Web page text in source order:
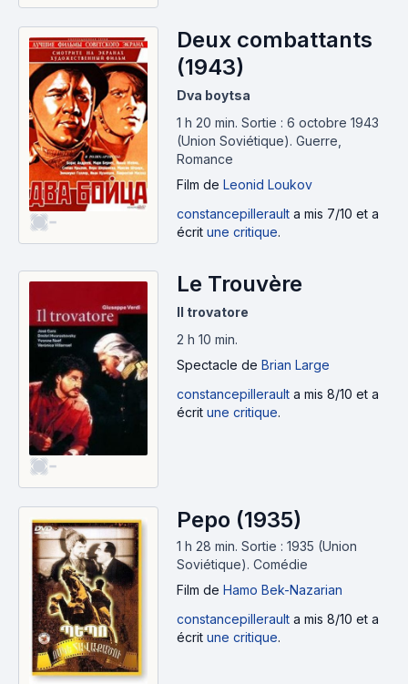
-
Deux combattants
(1943)
Dva boytsa
1 h 20 min. Sortie : 6 octobre 1943
(Union Soviétique). Guerre,
Romance
Film de Leonid Loukov
constancepillerault a mis 7/10 et a
écrit une critique.
-
Le Trouvère
Il trovatore
2 h 10 min.
Spectacle de Brian Large
constancepillerault a mis 8/10 et a
écrit une critique.
Pepo (1935)
1 h 28 min. Sortie : 1935 (Union
Soviétique). Comédie
Film de Hamo Bek-Nazarian
constancepillerault a mis 8/10 et a
écrit une critique.